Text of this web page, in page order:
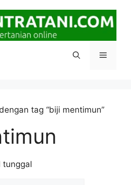
Menu
tag “biji mentimun”
tunggal